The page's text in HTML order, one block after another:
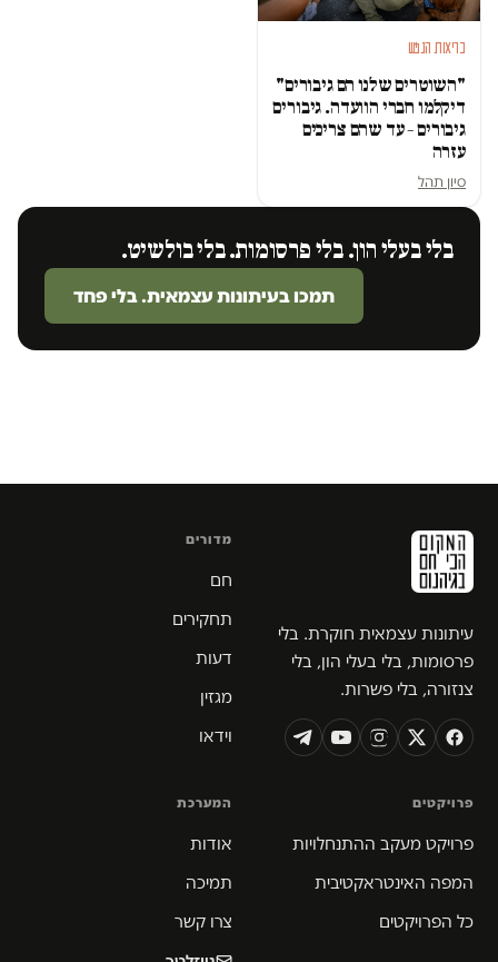
בריאות הנפש
"השוטרים שלנו הם גיבורים"
דיקלמו חברי הוועדה. גיבורים
גיבורים – עד שהם צריכים
עזרה
סיון תהל
בלי בעלי הון. בלי פרסומות. בלי בולשיט.
תמכו בעיתונות עצמאית. בלי פחד
עיתונות עצמאית חוקרת. בלי
פרסומות, בלי בעלי הון, בלי
צנזורה, בלי פשרות.
מדורים
חם
תחקירים
דעות
מגזין
וידאו
פרויקטים
פרויקט מעקב ההתנחלויות
המפה האינטראקטיבית
כל הפרויקטים
המערכת
אודות
תמיכה
צרו קשר